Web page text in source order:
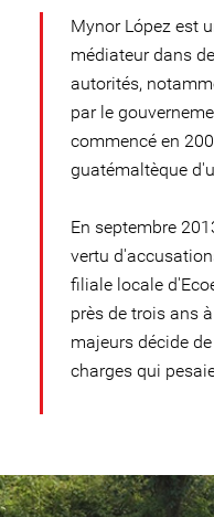
Mynor López est
médiateur dans
autorités,
par le
commencé en
guatémaltèque
En septembre
vertu
filiale locale
près de trois ans
majeurs décide
charges qui